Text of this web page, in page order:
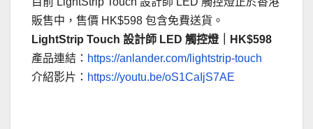
販售中，售價 HK$598 包含免費送貨。
LightStrip Touch 設計師 LED 觸控燈｜HK$598
產品連結： https://anlander.com/lightstrip-touch
介紹影片： https://youtu.be/oS1CaIjS7AE